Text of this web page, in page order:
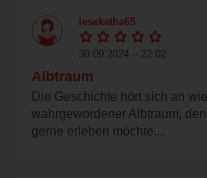
lesekatha65
30.09.2024 – 22:02
Albtraum
Die Geschichte hört sich an
wahrgewordener Albtraum,
gerne erleben möchte....